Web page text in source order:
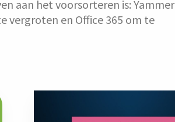
aan het voorsorteren is: Yammer
vergroten en Office 365 om te